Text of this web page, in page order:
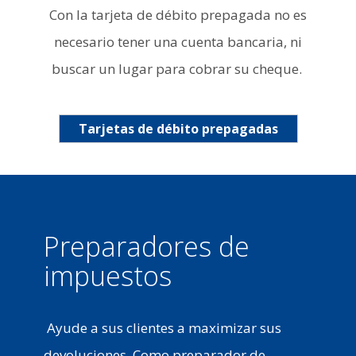
Con la tarjeta de débito prepagada no es
necesario tener una cuenta bancaria, ni
buscar un lugar para cobrar su cheque.
Tarjetas de débito prepagadas
Preparadores de
impuestos
Ayude a sus clientes a maximizar sus